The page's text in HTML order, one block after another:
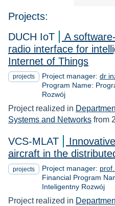
Projects:
DUCH IoT
A
radio interface for
Internet of Things
projects Project manager: dr
Program Name:
Rozwój
Project realized in
Systems and Networks from
VCS-MLAT
aircraft in the
projects Project manager:
Financial Program
Inteligentny Rozwój
Project realized in